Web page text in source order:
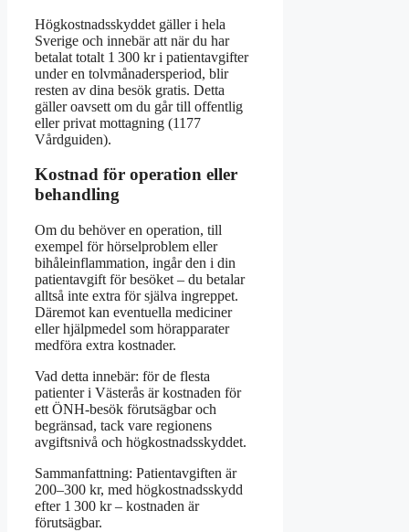
Högkostnadsskyddet gäller i hela
Sverige och innebär att när du har
betalat totalt 1 300 kr i patientavgifter
under en tolvmånadersperiod, blir
resten av dina besök gratis. Detta
gäller oavsett om du går till offentlig
eller privat mottagning (1177
Vårdguiden).
Kostnad för operation eller
behandling
Om du behöver en operation, till
exempel för hörselproblem eller
bihåleinflammation, ingår den i din
patientavgift för besöket – du betalar
alltså inte extra för själva ingreppet.
Däremot kan eventuella mediciner
eller hjälpmedel som hörapparater
medföra extra kostnader.
Vad detta innebär: för de flesta
patienter i Västerås är kostnaden för
ett ÖNH-besök förutsägbar och
begränsad, tack vare regionens
avgiftsnivå och högkostnadsskyddet.
Sammanfattning: Patientavgiften är
200–300 kr, med högkostnadsskydd
efter 1 300 kr – kostnaden är
förutsägbar.